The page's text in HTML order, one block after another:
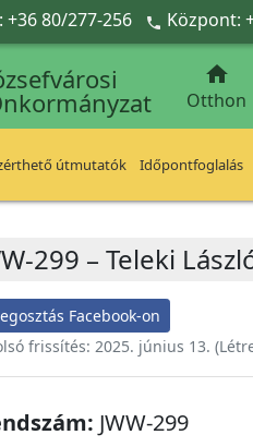
+36 80/277-256  Központ:

Otthon
útmutatók Időpontfoglalás
299 – Teleki
Facebook-on
frissítés: 2025. június 13.
JWW-299